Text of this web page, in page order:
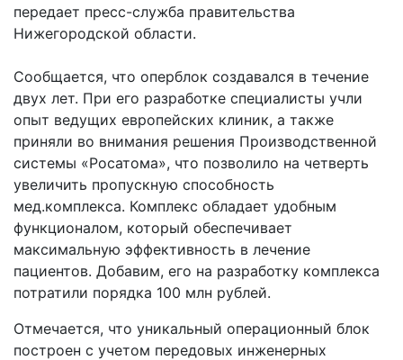
передает пресс-служба правительства
Нижегородской области.
Сообщается, что оперблок создавался в течение
двух лет. При его разработке специалисты учли
опыт ведущих европейских клиник, а также
приняли во внимания решения Производственной
системы «Росатома», что позволило на четверть
увеличить пропускную способность
мед.комплекса. Комплекс обладает удобным
функционалом, который обеспечивает
максимальную эффективность в лечение
пациентов. Добавим, его на разработку комплекса
потратили порядка 100 млн рублей.
Отмечается, что уникальный операционный блок
построен с учетом передовых инженерных